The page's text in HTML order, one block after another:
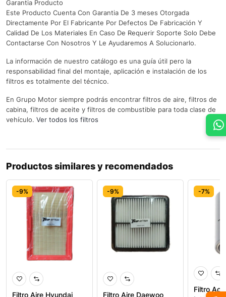
Garantia Producto
Este Producto Cuenta Con Garantia De 3 meses Otorgada
Directamente Por El Fabricante Por Defectos De Fabricación Y
Calidad De Los Materiales En Caso De Requerir Soporte Solo Debe
Contactarse Con Nosotros Y Le Ayudaremos A Solucionarlo.
La información de nuestro catálogo es una guía útil pero la
responsabilidad final del montaje, aplicación e instalación de los
filtros es totalmente del técnico.
En Grupo Motor siempre podrás encontrar filtros de aire, filtros de
cabina, filtros de aceite y filtros de combustible para toda clase de
vehículo. Ver todos los filtros
Productos similares y recomendados
-9%
Filtro Aire Hyundai
-9%
Filtro Aire Daewoo
-7%
Filtro